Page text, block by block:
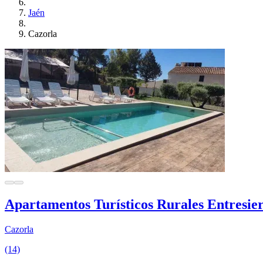
Jaén
Cazorla
Apartamentos Turísticos Rurales
Cazorla
(14)